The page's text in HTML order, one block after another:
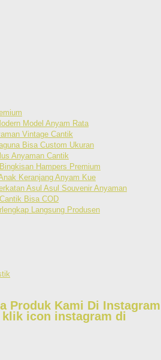
Model Anyam Rata
Vintage Cantik
Bisa Custom Ukuran
Anyaman Cantik
Hampers Premium
Keranjang Anyam Kue
Asul Asul Souvenir Anyaman
Bisa COD
Langsung Produsen
Produk Kami Di Instagram
klik icon instagram di